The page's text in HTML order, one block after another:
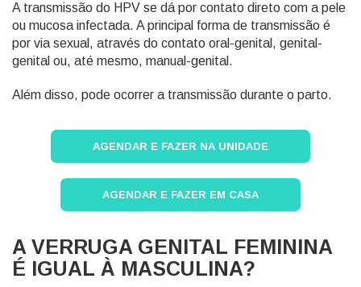
A transmissão do HPV se dá por contato direto com a pele
ou mucosa infectada. A principal forma de transmissão é
por via sexual, através do contato oral-genital, genital-
genital ou, até mesmo, manual-genital.
Além disso, pode ocorrer a transmissão durante o parto.
AGENDAR E FAZER NA UNIDADE
AGENDAR E FAZER EM CASA
A VERRUGA GENITAL FEMININA
É IGUAL À MASCULINA?